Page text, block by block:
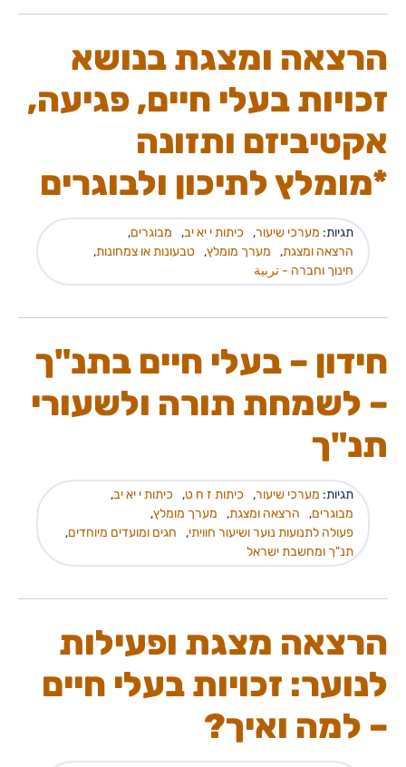
הרצאה ומצגת בנושא
זכויות בעלי חיים, פגיעה,
אקטיביזם ותזונה
*מומלץ לתיכון ולבוגרים
תגיות: מערכי שיעור, כיתות י יא יב, מבוגרים,
הרצאה ומצגת, מערך מומלץ, טבעונות או צמחונות,
חינוך וחברה - تربية
חידון – בעלי חיים בתנ"ך
– לשמחת תורה ולשעורי
תנ"ך
תגיות: מערכי שיעור, כיתות ז ח ט, כיתות י יא יב,
מבוגרים, הרצאה ומצגת, מערך מומלץ,
פעולה לתנועות נוער ושיעור חוויתי, חגים ומועדים מיוחדים,
תנ"ך ומחשבת ישראל
הרצאה מצגת ופעילות
לנוער: זכויות בעלי חיים
– למה ואיך?